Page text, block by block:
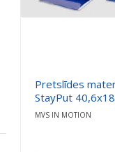
Pretslīdes
StayPut
MVS IN MOTION